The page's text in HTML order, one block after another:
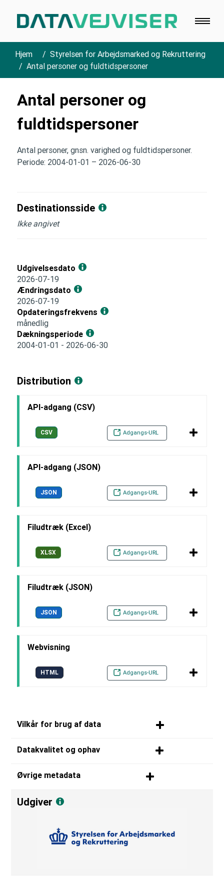
Hjem
Styrelsen for Arbejdsmarked og Rekruttering
Antal personer og fuldtidspersoner
Antal personer og
fuldtidspersoner
Antal personer, gnsn. varighed og fuldtidspersoner.
Periode: 2004-01-01 – 2026-06-30
Destinationsside
Ikke angivet
Udgivelsesdato
2026-07-19
Ændringsdato
2026-07-19
Opdateringsfrekvens
månedlig
Dækningsperiode
2004-01-01 - 2026-06-30
Distribution
API-adgang (CSV)
CSV Adgangs-URL
API-adgang (JSON)
JSON Adgangs-URL
Filudtræk (Excel)
XLSX Adgangs-URL
Filudtræk (JSON)
JSON Adgangs-URL
Webvisning
HTML Adgangs-URL
Vilkår for brug af data
Datakvalitet og ophav
Øvrige metadata
Udgiver